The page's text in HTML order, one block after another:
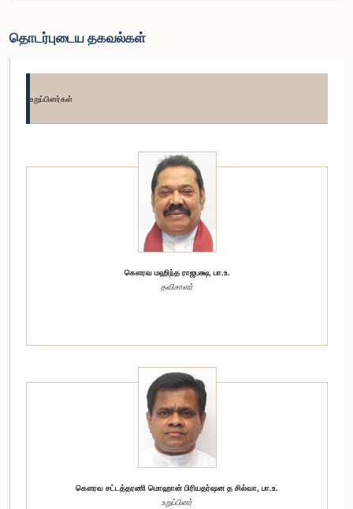
தொடர்புடைய தகவல்கள்
உறுப்பினர்கள்
கௌரவ மஹிந்த ராஜபக்ஷ, பா.உ.
தவிசாளர்
கௌரவ சட்டத்தரணி மொஹான் பிரியதர்ஷன த சில்வா, பா.உ.
உறுப்பினர்